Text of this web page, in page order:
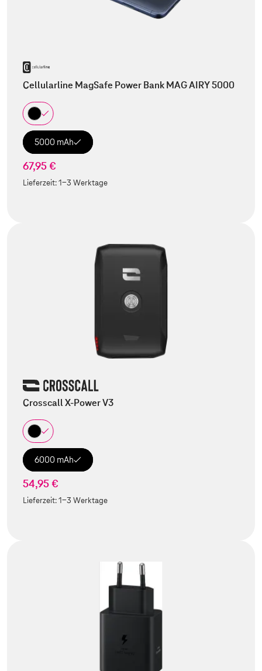
Cellularline MagSafe Power Bank MAG AIRY 5000
5000 mAh
67,95 €
Lieferzeit:1-3 Werktage
Crosscall X-Power V3
6000 mAh
54,95 €
Lieferzeit:1-3 Werktage